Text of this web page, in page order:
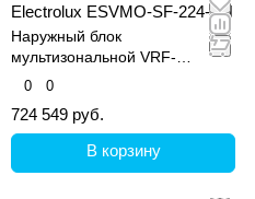
Electrolux ESVMO-SF-224-SH
Наружный блок
мультизональной VRF-
системы, серия Step Free
0 0
724 549 руб.
В корзину